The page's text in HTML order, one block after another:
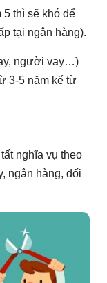
5 thì sẽ khó để
tại ngân hàng).
người vay…)
3-5 năm kể từ
nghĩa vụ theo
ngân hàng, đối